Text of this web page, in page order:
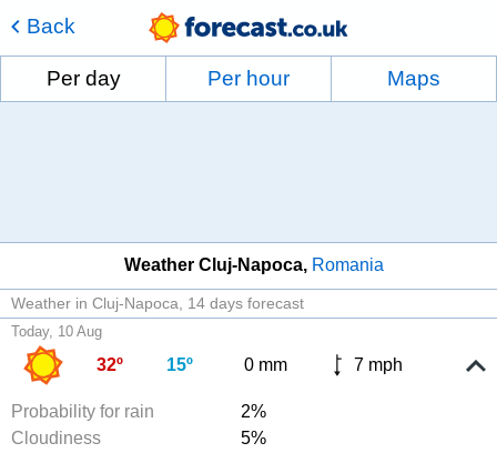
Back
Per day Per hour Maps
Weather Cluj-Napoca Romania
Weather in Cluj-Napoca 14 days forecast
Today, 10 Aug
32º 15º 0 mm 7 mph
Probability for rain
2%
Cloudiness
5%